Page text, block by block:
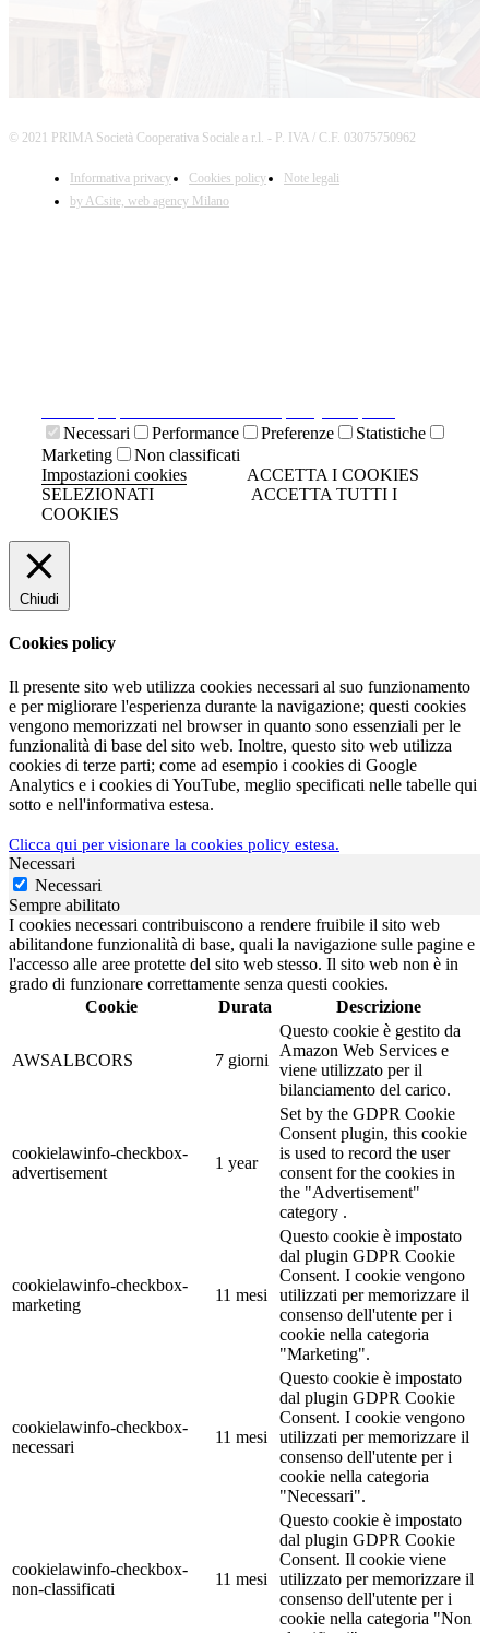
© 2021 PRIMA Società Cooperativa Sociale a r.l. - P. IVA / C.F. 03075750962
Informativa privacy Cookies policy
Note legali
by ACsite, web agency Milano
Necessari
Performance Preferenze
Statistiche
Marketing
Non classificati
Impostazioni cookies
ACCETTA I COOKIES
SELEZIONATI
ACCETTA TUTTI I
COOKIES
Chiudi
Cookies policy
Il presente sito web utilizza cookies necessari al suo funzionamento
e per migliorare l'esperienza durante la navigazione; questi cookies
vengono memorizzati nel browser in quanto sono essenziali per le
funzionalità di base del sito web. Inoltre, questo sito web utilizza
cookies di terze parti; come ad esempio i cookies di Google
Analytics e i cookies di YouTube, meglio specificati nelle tabelle qui
sotto e nell'informativa estesa.
Clicca qui per visionare la cookies policy estesa.
Necessari
Necessari
Sempre abilitato
I cookies necessari contribuiscono a rendere fruibile il sito web
abilitandone funzionalità di base, quali la navigazione sulle pagine e
l'accesso alle aree protette del sito web stesso. Il sito web non è in
grado di funzionare correttamente senza questi cookies.
Cookie
Durata Descrizione
AWSALBCORS 7 giorni
Questo cookie è gestito da
Amazon Web Services e
viene utilizzato per il
bilanciamento del carico.
cookielawinfo-checkbox-
advertisement
1 year
Set by the GDPR Cookie
Consent plugin, this cookie
is used to record the user
consent for the cookies in
the "Advertisement"
category .
cookielawinfo-checkbox-
marketing
11 mesi
Questo cookie è impostato
dal plugin GDPR Cookie
Consent. I cookie vengono
utilizzati per memorizzare il
consenso dell'utente per i
cookie nella categoria
"Marketing".
cookielawinfo-checkbox-
necessari
11 mesi
Questo cookie è impostato
dal plugin GDPR Cookie
Consent. I cookie vengono
utilizzati per memorizzare il
consenso dell'utente per i
cookie nella categoria
"Necessari".
cookielawinfo-checkbox-
non-classificati
11 mesi
Questo cookie è impostato
dal plugin GDPR Cookie
Consent. Il cookie viene
utilizzato per memorizzare il
consenso dell'utente per i
cookie nella categoria "Non